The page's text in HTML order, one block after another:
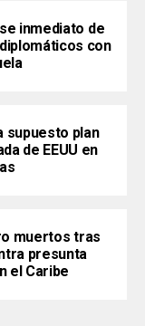
inmediato de
con
supuesto plan
de EEUU en
muertos tras
presunta
el Caribe